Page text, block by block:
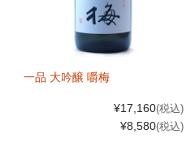
一品 大吟醸 嚼梅
¥17,160(税込)
¥8,580(税込)